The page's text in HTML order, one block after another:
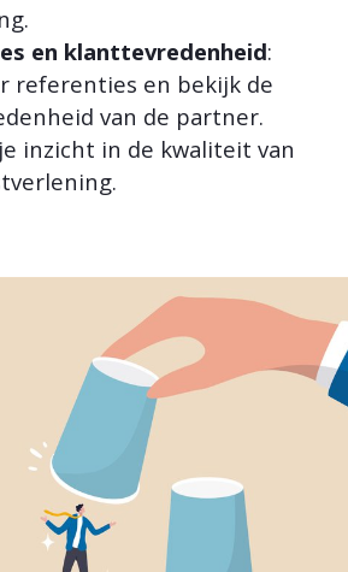
en klanttevredenheid:
referenties en bekijk de
van de partner.
inzicht in de kwaliteit van